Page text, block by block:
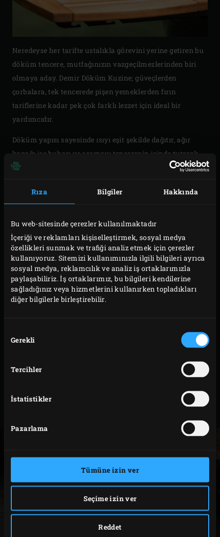
Rıza Bilgiler Hakkında
Bu web-sitesinde çerezler kullanılmaktadır
İçeriği ve reklamları kişiselleştirmek, sosyal medya
özellikleri sunmak ve trafiği analiz etmek için çerezler
kullanıyoruz. Sitemizi kullanımınızla ilgili bilgileri ayrıca
sosyal medya, reklamcılık ve analiz iş ortaklarımızla
paylaşabiliriz. İş ortaklarımız, bu bilgileri kendilerine
sağladığınız veya hizmetlerini kullanırken topladıkları
diğer bilgilerle birleştirebilir.
Seçimi
Gerekli
Tercihler
İstatistikler
Pazarlama
Tümüne izin ver
Seçime izin ver
Reddet
Neredeyse her tarifte ustalıkla görevini yerine getiren bu
döküm tencere, mutfağınızın vazgeçilmezlerinden biri
olmaya aday. Demir Döküm Kuzine; güveçlerden
çorbalara, tek tencerede pişen yemeklerden fırın
tariflerine kadar pek çok farklı lezzet için ideal bir
yardımcıdır.
Döküm yapısı sayesinde ısıyı eşit şekilde dağıtır, ağır
kapağı ise buharı ve aromayı tencerenin içinde tutarak
yemeğinizin lezzetini zirveye taşır. Arzu ederseniz
özgü o eşsiz aromayla buluşmasını da sağlayabilirsiniz.
ocakta ya da fırında da kullanabilirsiniz. 5.2 litrelik geniş
hacmiyle kalabalık sofralara kolayca hazırlık yapabilir,
düşük ısıda saatlerce pişen etlerin ne kadar yumuşak ve
sulu kaldığını kendi gözlerinizle görebilirsiniz.
Temizlik için ister elde yıkayın, isterseniz bulaşık
makinesine yerleştirin. Ancak döküm yapısını uzun
Large,